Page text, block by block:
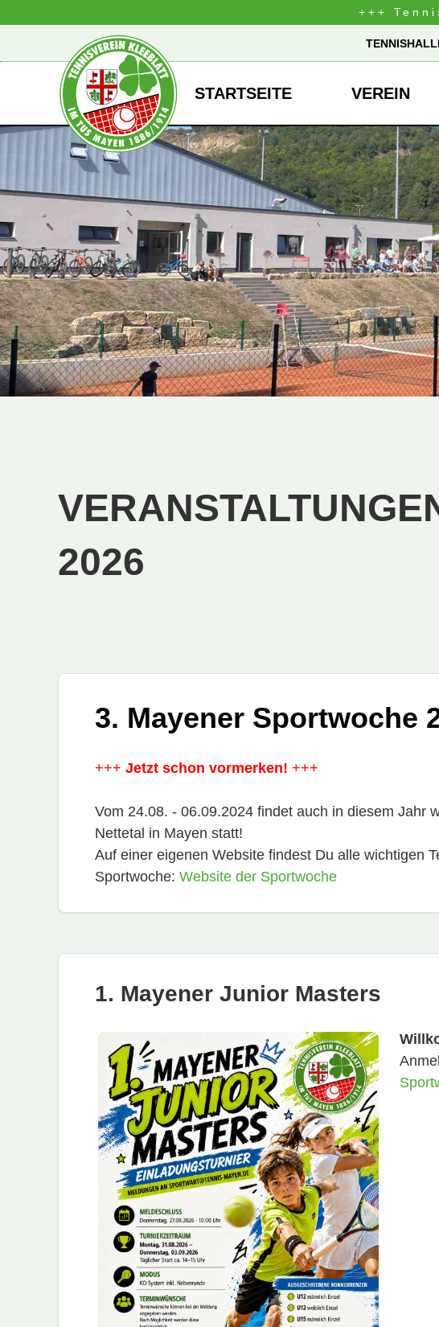
+++
STARTSEITE VEREIN
2026
3. Mayener Sportwoche
+++ Jetzt schon vormerken! +++
Vom 24.08. - 06.09.2024 findet auch in diesem Jahr
Nettetal in Mayen statt!
Auf einer eigenen Website findest Du alle wichtigen
Sportwoche: Website der Sportwoche
1. Mayener Junior Masters